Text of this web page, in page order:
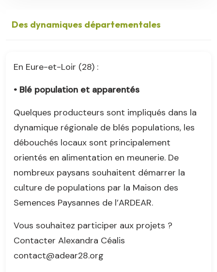
Des dynamiques départementales
En Eure-et-Loir (28) :
• Blé population et apparentés
Quelques producteurs sont impliqués dans la
dynamique régionale de blés populations, les
débouchés locaux sont principalement
orientés en alimentation en meunerie. De
nombreux paysans souhaitent démarrer la
culture de populations par la Maison des
Semences Paysannes de l’ARDEAR.
Vous souhaitez participer aux projets ?
Contacter Alexandra Céalis
contact@adear28.org